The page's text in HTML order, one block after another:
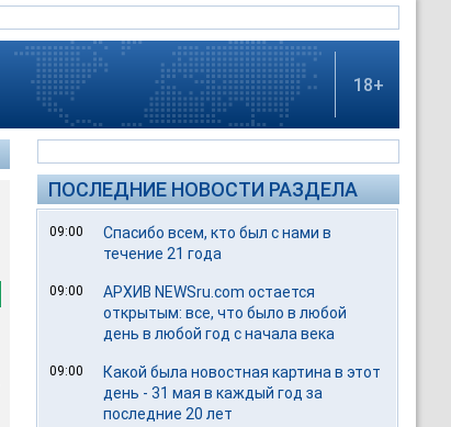
18+
ПОСЛЕДНИЕ НОВОСТИ РАЗДЕЛА
09:00
Спасибо всем, кто был с нами в
течение 21 года
09:00
АРХИВ NEWSru.com остается
открытым: все, что было в любой
день в любой год с начала века
09:00
Какой была новостная картина в этот
день - 31 мая в каждый год за
последние 20 лет